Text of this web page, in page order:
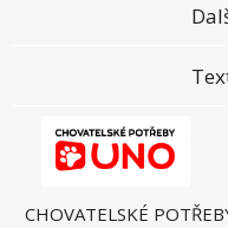
CHOVATELSKÉ